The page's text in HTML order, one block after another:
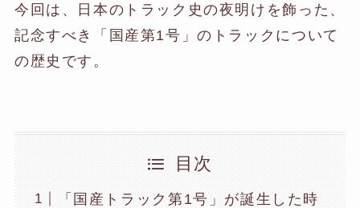
今回は、日本のトラック史の夜明けを飾った、
記念すべき「国産第1号」のトラックについて
の歴史です。
目次
「国産トラック第1号」が誕生した時